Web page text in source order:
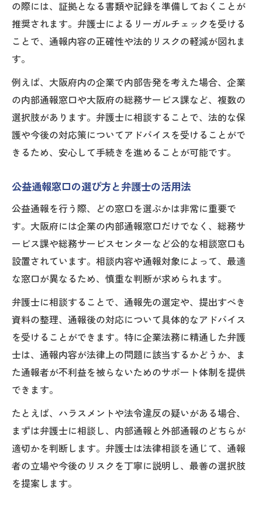
の際には、証拠となる書類や記録を準備しておくことが
推奨されます。弁護士によるリーガルチェックを受ける
ことで、通報内容の正確性や法的リスクの軽減が図れま
す。
例えば、大阪府内の企業で内部告発を考えた場合、企業
の内部通報窓口や大阪府の総務サービス課など、複数の
選択肢があります。弁護士に相談することで、法的な保
護や今後の対応策についてアドバイスを受けることがで
きるため、安心して手続きを進めることが可能です。
公益通報窓口の選び方と弁護士の活用法
公益通報を行う際、どの窓口を選ぶかは非常に重要で
す。大阪府には企業の内部通報窓口だけでなく、総務サ
ービス課や総務サービスセンターなど公的な相談窓口も
設置されています。相談内容や通報対象によって、最適
な窓口が異なるため、慎重な判断が求められます。
弁護士に相談することで、通報先の選定や、提出すべき
資料の整理、通報後の対応について具体的なアドバイス
を受けることができます。特に企業法務に精通した弁護
士は、通報内容が法律上の問題に該当するかどうか、ま
た通報者が不利益を被らないためのサポート体制を提供
できます。
たとえば、ハラスメントや法令違反の疑いがある場合、
まずは弁護士に相談し、内部通報と外部通報のどちらが
適切かを判断します。弁護士は法律相談を通じて、通報
者の立場や今後のリスクを丁寧に説明し、最善の選択肢
を提案します。